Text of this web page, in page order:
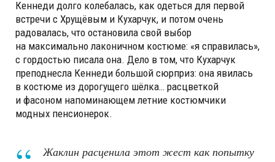
Кеннеди долго колебалась, как одеться для первой
встречи с Хрущёвым и Кухарчук, и потом очень
радовалась, что остановила свой выбор
на максимально лаконичном костюме: «я справилась»,
с гордостью писала она. Дело в том, что Кухарчук
преподнесла Кеннеди большой сюрприз: она явилась
в костюме из дорогущего шёлка… расцветкой
и фасоном напоминающем летние костюмчики
модных пенсионерок.
Жаклин расценила этот жест как попытку